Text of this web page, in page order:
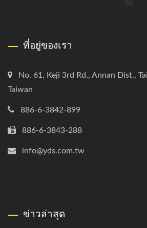
ที่อยู่ของเรา
No. 61, Keji 3rd Rd., Annan Dist.,
Taiwan
886-6-3842-899
886-6-3843-288
info@yds.com.tw
ข่าวล่าสุด